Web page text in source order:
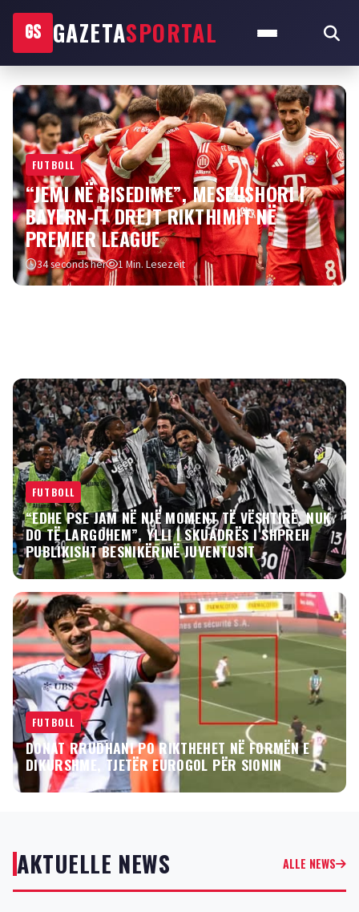
GS GAZETASPORTAL
FUTBOLL
“JEMI NË BISEDIME”, MESFUSHORI I
BAYERN-IT DREJT RIKTHIMIT NË
PREMIER LEAGUE
34 seconds her 1 Min. Lesezeit
FUTBOLL
“EDHE PSE JAM NË NJË MOMENT TË VËSHTIRË, NUK
DO TË LARGOHEM”, YLLI I SKUADRËS I SHPREH
PUBLIKISHT BESNIKËRINË JUVENTUSIT
FUTBOLL
DONAT RRUDHANI PO RIKTHEHET NË FORMËN E
DIKURSHME, TJETËR EUROGOL PËR SIONIN
AKTUELLE NEWS ALLE NEWS